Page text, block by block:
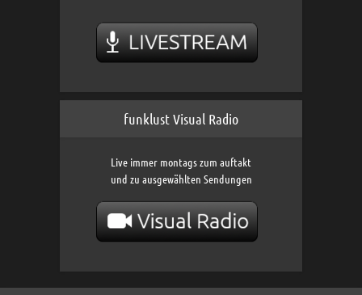
funklust Visual Radio
Live immer montags zum auftakt
und zu ausgewählten Sendungen